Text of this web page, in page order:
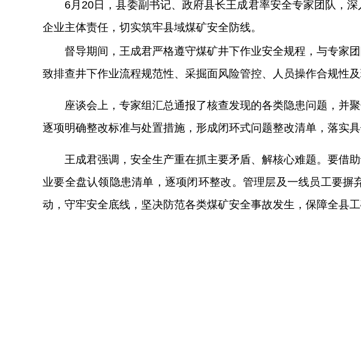
6月20 日，县委副书记、政府县长王成君率安全专家团队，
企业主体责任，切实筑牢县域煤矿安全防线。
督导期间，王成君严格遵守煤矿井下作业安全规程，与专家团
致排查井下作业流程规范性、采掘面风险管控、人员操作合规性
座谈会上，专家组汇总通报了核查发现的各类隐患问题，并
逐项明确整改标准与处置措施，形成闭环式问题整改清单，落实具
王成君强调，安全生产重在抓主要矛盾、解核心难题。要借
业要全盘认领隐患清单，逐项闭环整改。管理层及一线员工要
动，守牢安全底线，坚决防范各类煤矿安全事故发生，保障全县工